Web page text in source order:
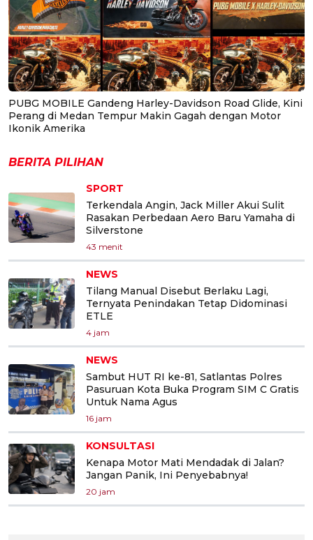
PUBG MOBILE Gandeng Harley-Davidson Road Glide, Kini
Perang di Medan Tempur Makin Gagah dengan Motor
Ikonik Amerika
BERITA PILIHAN
SPORT
Terkendala Angin, Jack Miller Akui Sulit
Rasakan Perbedaan Aero Baru Yamaha di
Silverstone
43 menit
NEWS
Tilang Manual Disebut Berlaku Lagi,
Ternyata Penindakan Tetap Didominasi
ETLE
4 jam
NEWS
Sambut HUT RI ke-81, Satlantas Polres
Pasuruan Kota Buka Program SIM C Gratis
Untuk Nama Agus
16 jam
KONSULTASI
Kenapa Motor Mati Mendadak di Jalan?
Jangan Panik, Ini Penyebabnya!
20 jam